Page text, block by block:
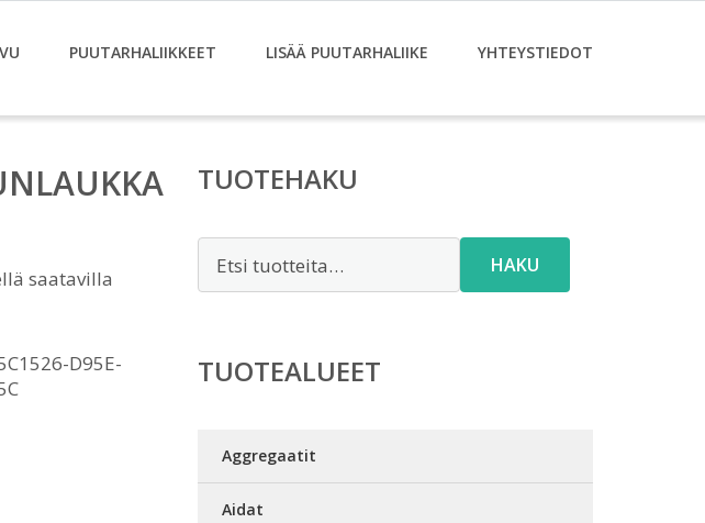
PUUTARHALIIKKEET LISÄÄ PUUTARHALIIKE YHTEYSTIEDOT
saatavilla
D95E-
TUOTEHAKU
HAKU
TUOTEALUEET
Aggregaatit
Aidat